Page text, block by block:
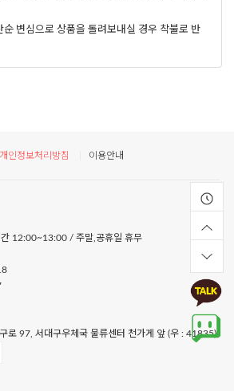
순 변심으로 상품을 돌려보내실 경우 착불로 반
개인정보처리방침 이용안내
12:00~13:00 / 주말,공휴일 휴무
로 97, 서대구우체국 물류센터 천가게 앞 (우 : 41835)